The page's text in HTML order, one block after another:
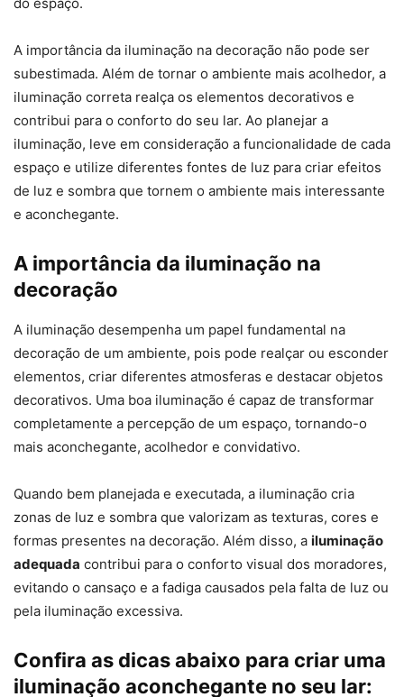
do espaço.
A importância da iluminação na decoração não pode ser
subestimada. Além de tornar o ambiente mais acolhedor, a
iluminação correta realça os elementos decorativos e
contribui para o conforto do seu lar. Ao planejar a
iluminação, leve em consideração a funcionalidade de cada
espaço e utilize diferentes fontes de luz para criar efeitos
de luz e sombra que tornem o ambiente mais interessante
e aconchegante.
A importância da iluminação na
decoração
A iluminação desempenha um papel fundamental na
decoração de um ambiente, pois pode realçar ou esconder
elementos, criar diferentes atmosferas e destacar objetos
decorativos. Uma boa iluminação é capaz de transformar
completamente a percepção de um espaço, tornando-o
mais aconchegante, acolhedor e convidativo.
Quando bem planejada e executada, a iluminação cria
zonas de luz e sombra que valorizam as texturas, cores e
formas presentes na decoração. Além disso, a iluminação
adequada contribui para o conforto visual dos moradores,
evitando o cansaço e a fadiga causados pela falta de luz ou
pela iluminação excessiva.
Confira as dicas abaixo para criar uma
iluminação aconchegante no seu lar: